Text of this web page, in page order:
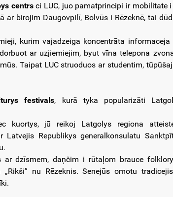
centrsci LUC, juo pamatprincipi ir mobilitate
ar birojim Daugovpilī, Bolvūs i Rēzeknē, tai
kurim vajadzeiga koncentrāta
ar uzjiemiejim, byut vīna telepona
Taipat LUC struoduos ar studentim,
festivals, kurā tyka popularizāti
kuortys, jū reikoj Latgolys regiona
Latvejis Republikys generalkonsulatu
ar dzīsmem, daņčim i rūtaļom brauce
nu Rēzeknis. Senejūs omotu